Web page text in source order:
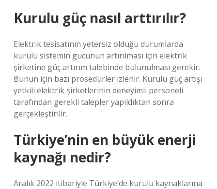
Kurulu güç nasıl arttırılır?
Elektrik tesisatının yetersiz olduğu durumlarda
kurulu sistemin gücünün artırılması için elektrik
şirketine güç artırım talebinde bulunulması gerekir.
Bunun için bazı prosedürler izlenir. Kurulu güç artışı
yetkili elektrik şirketlerinin deneyimli personeli
tarafından gerekli talepler yapıldıktan sonra
gerçekleştirilir.
Türkiye’nin en büyük enerji
kaynağı nedir?
Aralık 2022 itibariyle Türkiye’de kurulu kaynaklarına